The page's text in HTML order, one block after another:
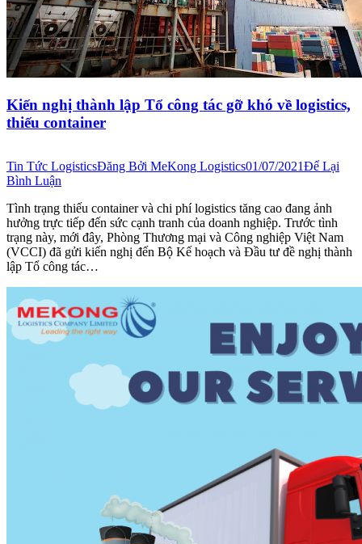
Kiến nghị thành lập Tổ công tác gỡ khó về logistics,
thiếu container
Tin Tức LogisticsĐăng Bởi MeKong Logistics01/07/2021Để Lại
Bình Luận
Tình trạng thiếu container và chi phí logistics tăng cao đang ảnh
hưởng trực tiếp đến sức cạnh tranh của doanh nghiệp. Trước tình
trạng này, mới đây, Phòng Thương mại và Công nghiệp Việt Nam
(VCCI) đã gửi kiến nghị đến Bộ Kế hoạch và Đầu tư đề nghị thành
lập Tổ công tác…